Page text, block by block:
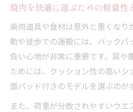
焼肉を快適に運ぶための軽量性
焼肉道具や食材は意外と重くなり
動や徒歩での運搬には、バックパ
負い心地が非常に重要です。肩や
ためには、クッション性の高い
面パッド付きのモデルを選ぶのが
また、荷重が分散されやすいウエ